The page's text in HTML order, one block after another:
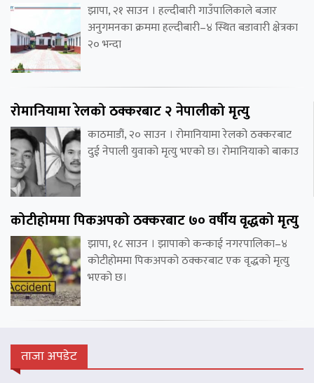
झापा, २१ साउन । हल्दीबारी गाउँपालिकाले बजार
अनुगमनका क्रममा हल्दीबारी–४ स्थित बडावारी क्षेत्रका
२० भन्दा
रोमानियामा रेलको ठक्करबाट २ नेपालीको मृत्यु
काठमाडौं, २० साउन । रोमानियामा रेलको ठक्करबाट
दुई नेपाली युवाको मृत्यु भएको छ। रोमानियाको बाकाउ
कोटीहोममा पिकअपको ठक्करबाट ७० वर्षीय वृद्धको मृत्यु
झापा, १८ साउन । झापाको कन्काई नगरपालिका–४
कोटीहोममा पिकअपको ठक्करबाट एक वृद्धको मृत्यु
भएको छ।
ताजा अपडेट